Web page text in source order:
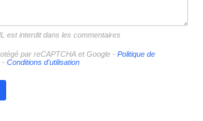
est interdit dans les commentaires
par reCAPTCHA et Google - Politique de
- Conditions d'utilisation